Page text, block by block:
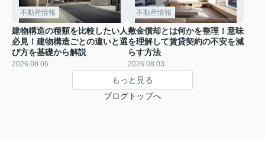
不動産情報
建物構造の種類を比較したい人
必見！建物構造ごとの違いと選
び方を基礎から解説
2026.08.06
不動産情報
敷金償却とは何かを整理！意味
を理解して賃貸契約の不安を減
らす方法
2026.08.03
もっと見る
ブログトップへ